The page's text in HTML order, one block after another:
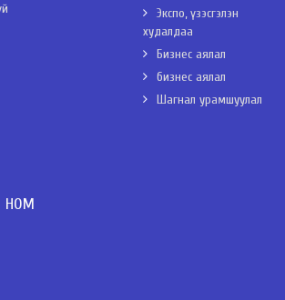
Экспо, үзэсгэлэн
худалдаа
Бизнес аялал
бизнес аялал
Шагнал урамшуулал
НОМ